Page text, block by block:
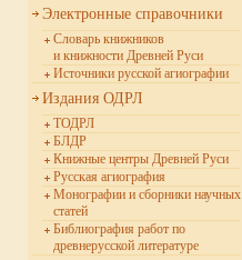
Электронные справочники
Словарь книжников
и книжности Древней Руси
Источники русской агиографии
Издания ОДРЛ
ТОДРЛ
БЛДР
Книжные центры Древней Руси
Русская агиография
Монографии и сборники научных
статей
Библиография работ по
древнерусской литературе